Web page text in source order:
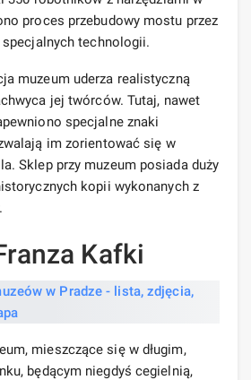
proces przebudowy mostu przez
specjalnych technologii.
muzeum uderza realistyczną
jej twórców. Tutaj, nawet
specjalne znaki
im zorientować się w
Sklep przy muzeum posiada duży
kopii wykonanych z
Kafki
mieszczące się w długim,
będącym niegdyś cegielnią,